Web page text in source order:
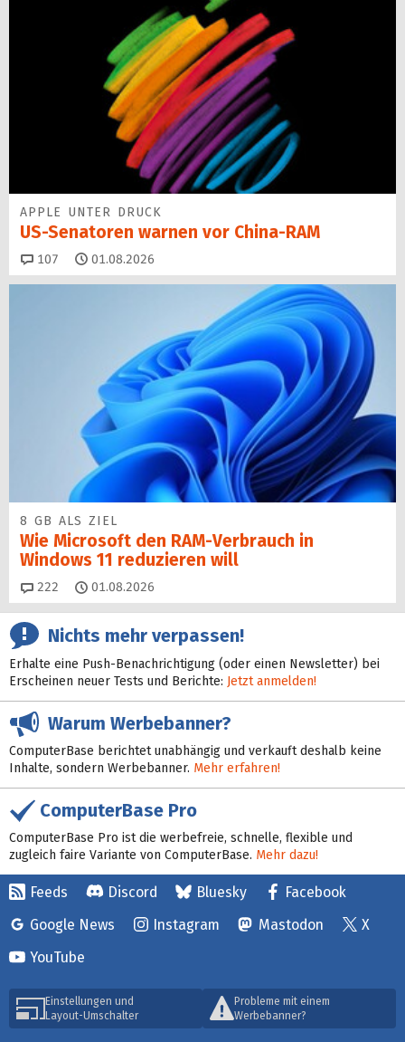
APPLE UNTER DRUCK
US-Senatoren warnen vor China-RAM
107 Kommentare
01.08.2026
8 GB ALS ZIEL
Wie Microsoft den RAM-Verbrauch in
Windows 11 reduzieren will
222 Kommentare
01.08.2026
Nichts mehr verpassen!
Erhalte eine Push-Benachrichtigung (oder einen Newsletter) bei
Erscheinen neuer Tests und Berichte: Jetzt anmelden!
Warum Werbebanner?
ComputerBase berichtet unabhängig und verkauft deshalb keine
Inhalte, sondern Werbebanner. Mehr erfahren!
ComputerBase Pro
ComputerBase Pro ist die werbefreie, schnelle, flexible und
zugleich faire Variante von ComputerBase. Mehr dazu!
Feeds Discord Bluesky
Facebook
Google News
Instagram Mastodon
X
YouTube
Einstellungen und
Layout-Umschalter
Probleme mit einem
Werbebanner?